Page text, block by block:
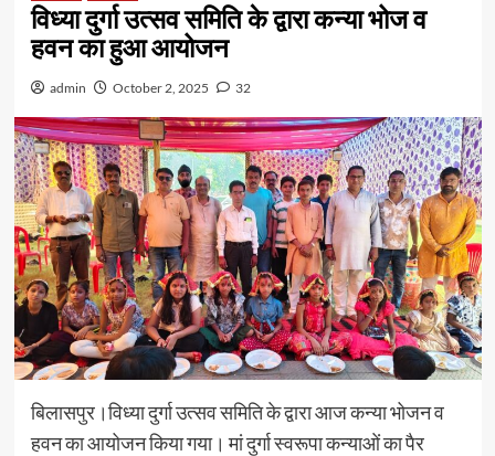
विध्या दुर्गा उत्सव समिति के द्वारा कन्या भोज व
हवन का हुआ आयोजन
admin October 2, 2025 32
बिलासपुर।विध्या दुर्गा उत्सव समिति के द्वारा आज कन्या भोजन व
हवन का आयोजन किया गया। मां दुर्गा स्वरूपा कन्याओं का पैर